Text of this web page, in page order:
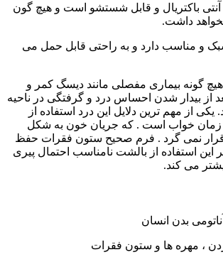
باکتریال و قابل شستشو است و هیچ گون
داشت.
و مناسب دارد و به راحتی قابل حمل می
هیچ گونه بیماری مفصلی مانند دیسگ کمر و
از بیدار شدن احساس درد و گرفتگی در ناحیه
از مهم ترین دلایل این درد استفاده از
زمان خواب است . که جریان خون به شکل
نمی گرد . فرم صحیح ستون فقرات حفظ
این استفاده از بالشت نامناسب احتمال پیری
می کند.
بدن انسان
، مهره ها و ستون فقرات